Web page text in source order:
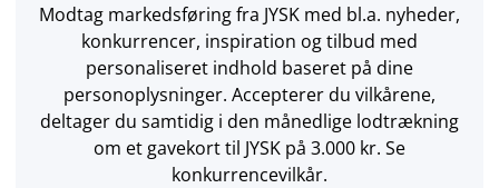
Modtag markedsføring fra JYSK med bl.a. nyheder,
konkurrencer, inspiration og tilbud med
personaliseret indhold baseret på dine
personoplysninger. Accepterer du vilkårene,
deltager du samtidig i den månedlige lodtrækning
om et gavekort til JYSK på 3.000 kr. Se
konkurrencevilkår.